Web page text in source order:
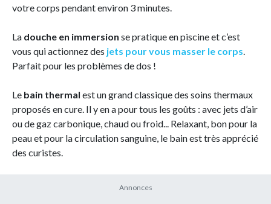
votre corps pendant environ 3 minutes.
La douche en immersion se pratique en piscine et c’est
vous qui actionnez des jets pour vous masser le corps.
Parfait pour les problèmes de dos !
Le bain thermal est un grand classique des soins thermaux
proposés en cure. Il y en a pour tous les goûts : avec jets d’air
ou de gaz carbonique, chaud ou froid... Relaxant, bon pour la
peau et pour la circulation sanguine, le bain est très apprécié
des curistes.